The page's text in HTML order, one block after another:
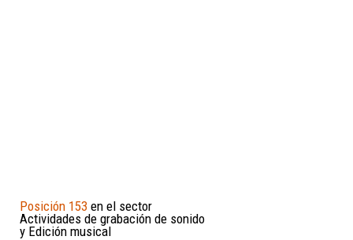
Posición 153 en el sector
Actividades de grabación de sonido
y Edición musical